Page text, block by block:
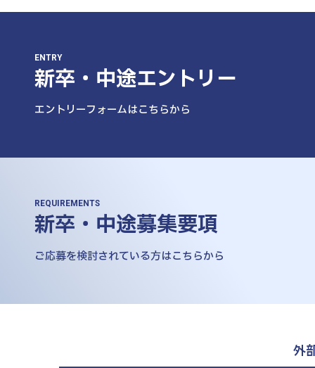
ENTRY
新卒・中途エントリー
エントリーフォームはこちらから
REQUIREMENTS
新卒・中途募集要項
ご応募を検討されている方はこちらから
外